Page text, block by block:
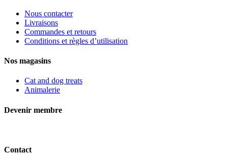
Nous contacter
Livraisons
Commandes et retours
Conditions et règles d’utilisation
Nos magasins
Cat and dog treats
Animalerie
Devenir membre
Contact